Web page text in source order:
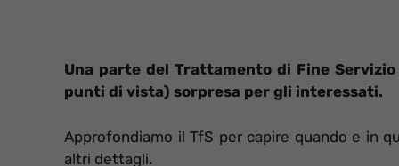
Una parte del Trattamento di Fine
punti di vista) sorpresa per gli interessati.
Approfondiamo il TfS per capire quando e in
altri dettagli.